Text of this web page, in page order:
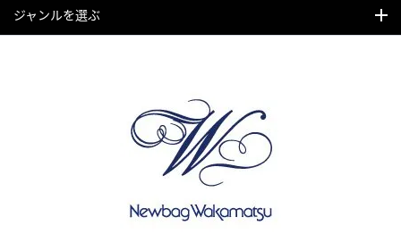
ジャンルを選ぶ